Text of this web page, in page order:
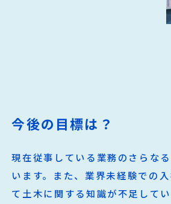
今後の目標は？
現在従事している業務のさらな
います。また、業界未経験での
て土木に関する知識が不足して